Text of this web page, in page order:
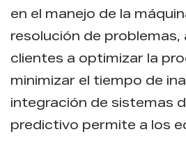
en el manejo de la
resolución de problemas,
clientes a optimizar la
minimizar el tiempo de
integración de sistemas
predictivo permite a los